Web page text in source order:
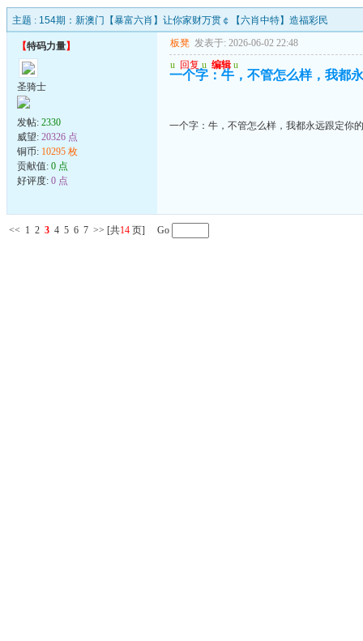
主题 : 154期：新澳门【暴富六肖】让你家财万贯￠【六肖中特】造福彩民
【特码力量】
圣骑士
发帖: 2330
威望: 20326 点
铜币: 10295 枚
贡献值: 0 点
好评度: 0 点
板凳 发表于: 2026-06-02 22:48
u 回复 u 编辑 u
一个字：牛，不管怎么样，我都
一个字：牛，不管怎么样，我都永远跟定你的
<< 1 2 3 4 5 6 7 >> [共14 页] Go